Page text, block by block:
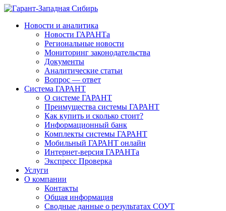
Новости и аналитика
Новости ГАРАНТа
Региональные новости
Мониторинг законодательства
Документы
Аналитические статьи
Вопрос — ответ
Система ГАРАНТ
О системе ГАРАНТ
Преимущества системы ГАРАНТ
Как купить и сколько стоит?
Информационный банк
Комплекты системы ГАРАНТ
Мобильный ГАРАНТ онлайн
Интернет-версия ГАРАНТа
Экспресс Проверка
Услуги
О компании
Контакты
Общая информация
Сводные данные о результатах СОУТ